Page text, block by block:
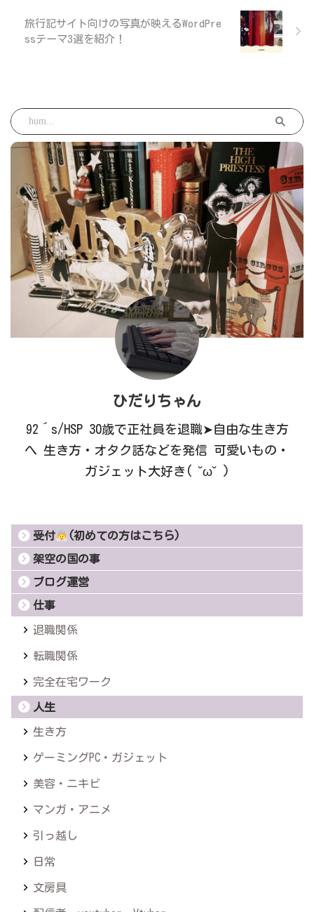
旅行記サイト向けの写真が映えるWordPre
ssテーマ3選を紹介！
ひだりちゃん
92´s/HSP 30歳で正社員を退職➤自由な生き方
へ 生き方・オタク話などを発信 可愛いもの・
ガジェット大好き( ˘ω˘ )
受付 (初めての方はこちら)
架空の国の事
ブログ運営
仕事
退職関係
転職関係
完全在宅ワーク
人生
生き方
ゲーミングPC・ガジェット
美容・ニキビ
マンガ・アニメ
引っ越し
日常
文房具